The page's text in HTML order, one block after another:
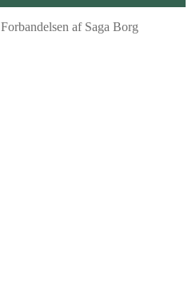
Forbandelsen af Saga Borg